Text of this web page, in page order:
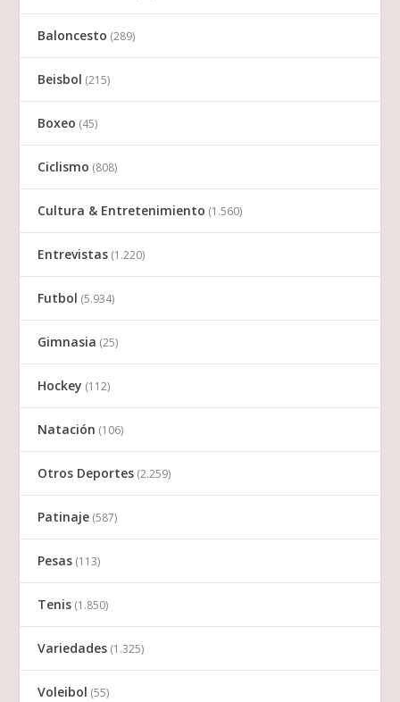
Baloncesto (289)
Beisbol (215)
Boxeo (45)
Ciclismo (808)
Cultura & Entretenimiento (1.560)
Entrevistas (1.220)
Futbol (5.934)
Gimnasia (25)
Hockey (112)
Natación (106)
Otros Deportes (2.259)
Patinaje (587)
Pesas (113)
Tenis (1.850)
Variedades (1.325)
Voleibol (55)